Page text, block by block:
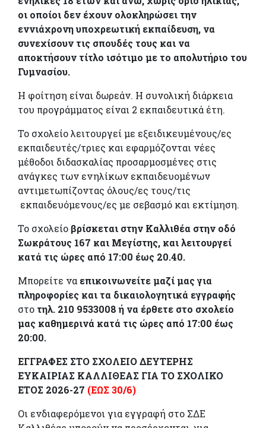
οι οποίοι δεν έχουν ολοκληρώσει την
εννιάχρονη υποχρεωτική εκπαίδευση, να
συνεχίσουν τις σπουδές τους και να
αποκτήσουν τίτλο ισότιμο με το απολυτήριο του
Γυμνασίου.
Η φοίτηση είναι δωρεάν. Η συνολική διάρκεια
του προγράμματος είναι 2 εκπαιδευτικά έτη.
Το σχολείο λειτουργεί με εξειδικευμένους/ες
εκπαιδευτές/τριες και εφαρμόζονται νέες
μέθοδοι διδασκαλίας προσαρμοσμένες στις
ανάγκες των ενηλίκων εκπαιδευομένων
αντιμετωπίζοντας όλους/ες τους/τις
εκπαιδευόμενους/ες με σεβασμό και εκτίμηση.
Το σχολείο βρίσκεται στην Καλλιθέα στην οδό
Σωκράτους 167 και Μεγίστης, και λειτουργεί
κατά τις ώρες από 17:00 έως 20.40.
Μπορείτε να επικοινωνείτε μαζί μας για
πληροφορίες και τα δικαιολογητικά εγγραφής
στο τηλ. 210 9533008 ή να έρθετε στο σχολείο
μας καθημερινά κατά τις ώρες από 17:00 έως
20:00.
ΕΓΓΡΑΦΕΣ ΣΤΟ ΣΧΟΛΕΙΟ ΔΕΥΤΕΡΗΣ
ΕΥΚΑΙΡΙΑΣ ΚΑΛΛΙΘΕΑΣ ΓΙΑ ΤΟ ΣΧΟΛΙΚΟ
ΕΤΟΣ 2026-27 (ΕΩΣ 30/6)
Oι ενδιαφερόμενοι για εγγραφή στο ΣΔΕ